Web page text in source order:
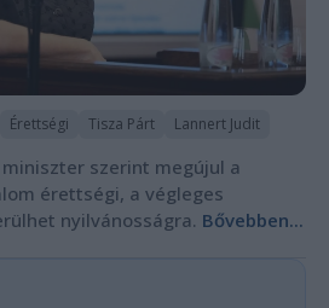
Érettségi Tisza Párt Lannert Judit
szerint megújul a
érettségi, a végleges
nyilvánosságra. Bővebben...